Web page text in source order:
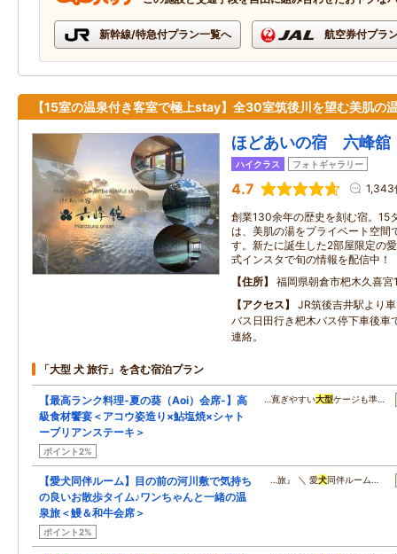
新幹線/特急付プラン一覧へ 航空券付プラ
【15室の温泉付き客室で極上stay】全30室筑後川を望む美肌の
ほどあいの宿 六峰舘
ハイクラス フォトギャラリー
4.7 1,343
創業130余年の歴史を刻む宿。15
は、美肌の湯をプライベート空間
す。新たに誕生した2部屋限定の愛
式インスタで旬の情報を配信中！
住所
福岡県朝倉市杷木久喜
アクセス
JR筑後吉井駅より
バス日田行き杷木バス停下車後車
連絡。
「大型 犬 旅行」を含む宿泊プラン
【最高ランク料理-夏の葵（Aoi）会席-】高
級食材饗宴＜アコウ姿造り×鮎塩焼×シャト
ーブリアンステーキ＞
ポイント2%
…寛ぎやすい大型ケージも準…
【愛犬同伴ルーム】目の前の河川敷で気持ち
の良いお散歩タイム♪ワンちゃんと一緒の温
泉旅＜鰻＆和牛会席＞
ポイント2%
…旅』 ＼ 愛犬同伴ルーム…